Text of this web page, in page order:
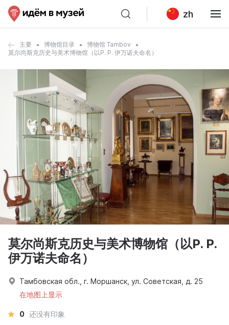
zh
主要 博物馆目录
博物馆 Tambov
莫尔尚斯克历史与美术博物馆（以P. P. 伊万诺夫命名）
莫尔尚斯克历史与美术博物馆（以P. P.
伊万诺夫命名）
Тамбовская обл., г. Моршанск, ул. Советская, д. 25
在地图上显示
0 还没有印象